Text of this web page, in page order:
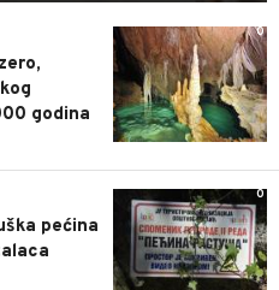
0
godina
0
pećina